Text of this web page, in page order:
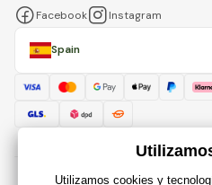
Spain
Facebook Instagram